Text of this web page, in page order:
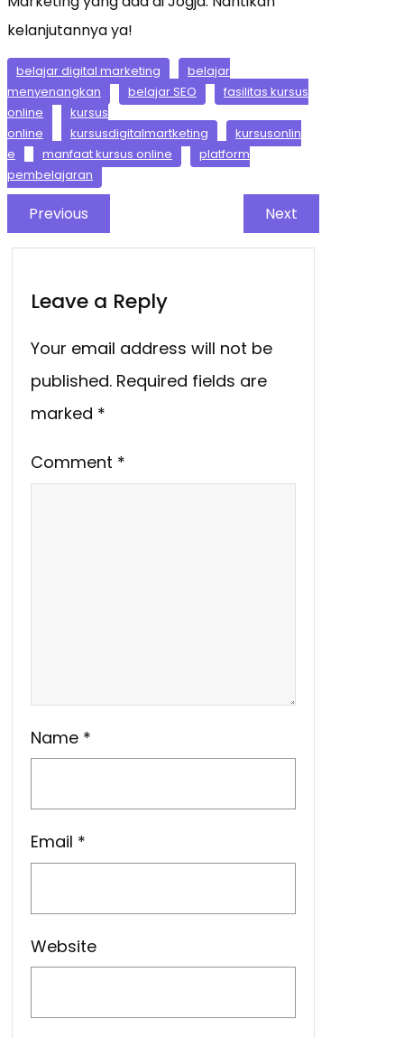
kelanjutannya ya!
belajar digital marketing
belajar
menyenangkan
belajar SEO
fasilitas kursus
online
kursus
online
kursusdigitalmartketing
kursusonlin
e
manfaat kursus online
platform
pembelajaran
Previous Next
Leave a Reply
Your email address will not be
published. Required fields are
marked *
Comment *
Name *
Email *
Website